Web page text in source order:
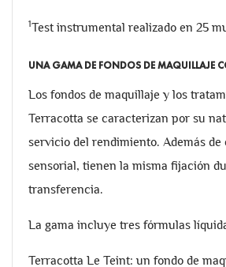
1Test instrumental realizado en 25
UNA GAMA DE FONDOS DE MAQUILLAJE
Los fondos de maquillaje y los
Terracotta se caracterizan por su
servicio del rendimiento. Además
sensorial, tienen la misma fijación
transferencia.
La gama incluye tres fórmulas
Terracotta Le Teint: un fondo de